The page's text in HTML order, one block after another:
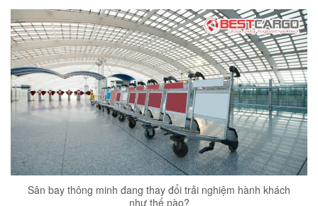
Sân bay thông minh đang thay đổi trải nghiệm hành khách
như thế nào?